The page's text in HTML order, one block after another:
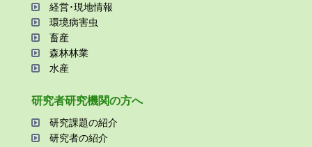
経営･現地情報
環境病害⾍
畜産
森林林業
⽔産
研究者研究機関の⽅へ
研究課題の紹介
研究者の紹介